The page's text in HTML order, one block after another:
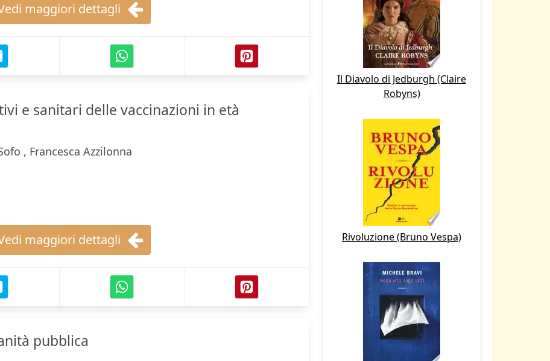
maggiori dettagli
e sanitari delle vaccinazioni in età
, Francesca Azzilonna
maggiori dettagli
pubblica
Il Diavolo di Jedburgh (Claire
Robyns)
Rivoluzione (Bruno Vespa)